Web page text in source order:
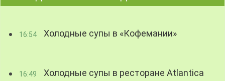
16:54 Холодные супы в «Кофемании»
16:49 Холодные супы в ресторане Atlantica